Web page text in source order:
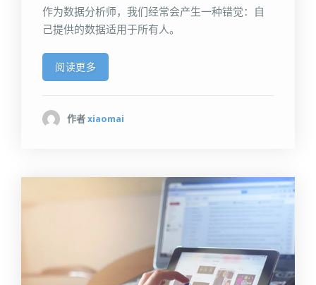
作为数据分析师，我们经常会产生一种错觉：自
己提供的数据适用于所有人。
阅读更多
作者 xiaomai